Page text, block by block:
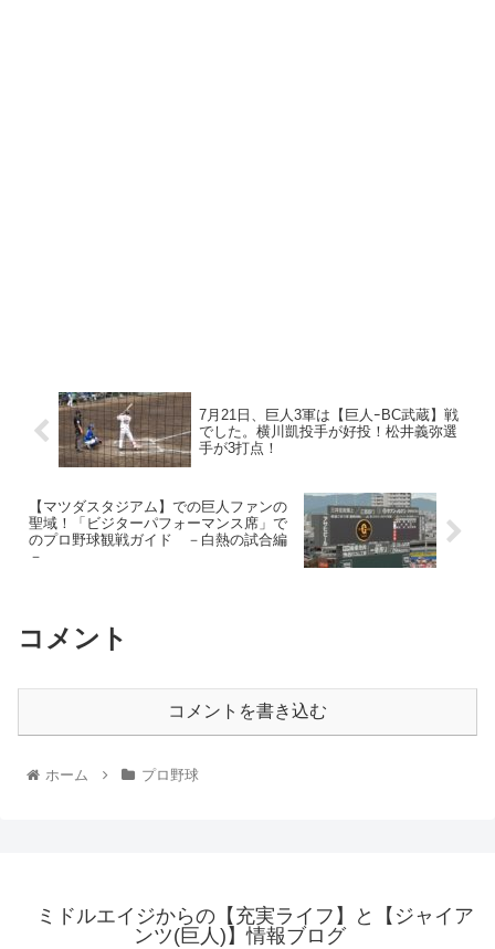
7月21日、巨人3軍は【巨人ｰBC武蔵】戦
でした。横川凱投手が好投！松井義弥選
手が3打点！
【マツダスタジアム】での巨人ファンの
聖域！「ビジターパフォーマンス席」で
のプロ野球観戦ガイド －白熱の試合編
－
コメント
コメントを書き込む
ホーム プロ野球
ミドルエイジからの【充実ライフ】と【ジャイア
ンツ(巨人)】情報ブログ